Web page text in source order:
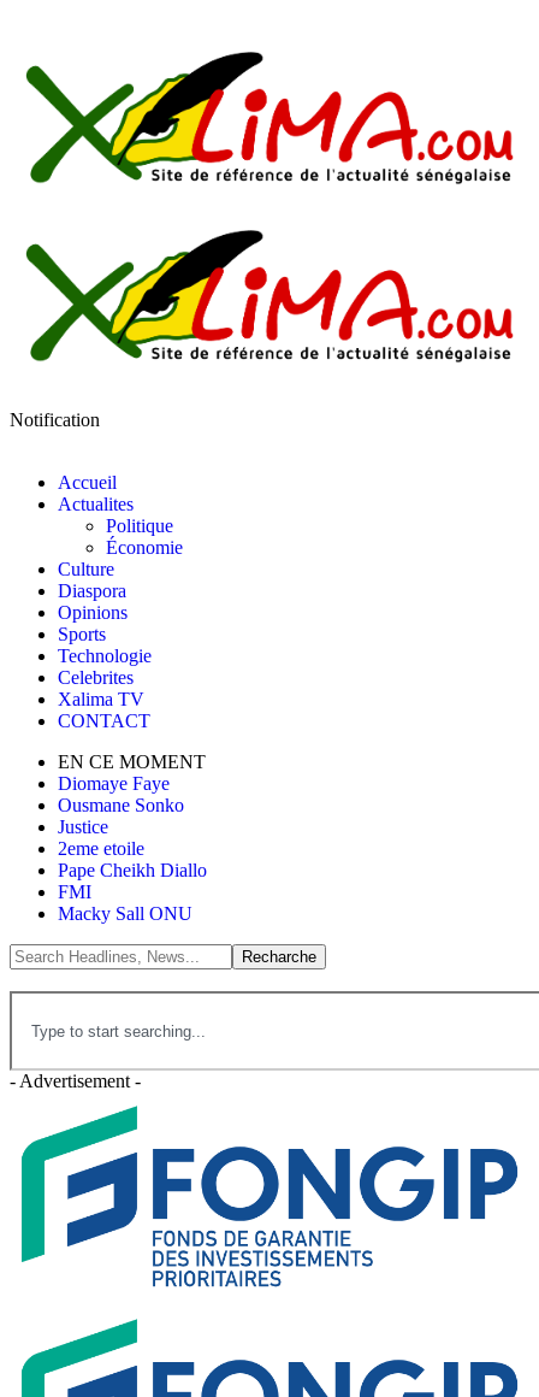
Notification
Accueil
Actualites
Politique
Économie
Culture
Diaspora
Opinions
Sports
Technologie
Celebrites
Xalima TV
CONTACT
EN CE MOMENT
Diomaye Faye
Ousmane Sonko
Justice
2eme etoile
Pape Cheikh Diallo
FMI
Macky Sall ONU
- Advertisement -